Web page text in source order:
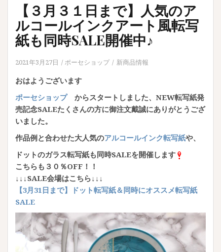
【３月３１日まで】人気のア
ルコールインクアート風転写
紙も同時SALE開催中♪
2021年3月27日 ポーセショップ 新商品情報
おはようございます
ポーセショップ からスタートしました、NEW転写紙発
売記念SALEたくさんの方に御注文戴誠にありがとうござ
いました。
作品例と合わせた大人気のアルコールインク転写紙や、
ドットのガラス転写紙も同時SALEを開催します
こちらも３０％OFF！！
↓↓↓SALE会場はこちら↓↓↓
【3月31日まで】ドット転写紙＆同時にオススメ転写紙
SALE